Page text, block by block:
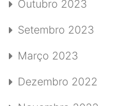
Outubro 2023
Setembro 2023
Março 2023
Dezembro 2022